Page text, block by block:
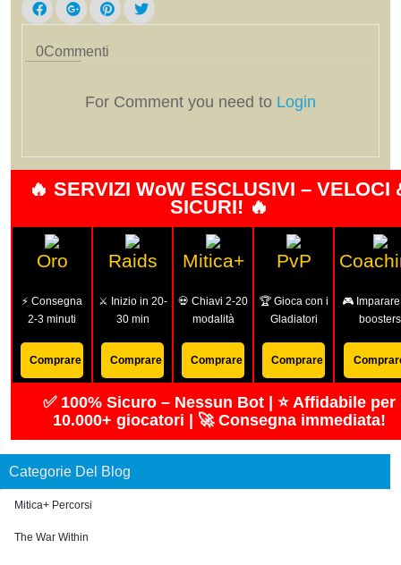
0Commenti
For Comment you need to Login
🔥 SERVIZI WoW ESCLUSIVI – VELOCI
SICURI! 🔥
Oro
⚡ Consegna
2-3 minuti
Comprare
Raids
⚔️ Inizio in 20-
30 min
Comprare
Mitica+
💀 Chiavi 2-20
modalità
Comprare
PvP
🏆 Gioca con i
Gladiatori
Comprare
🎮
boosters
✅ 100% Sicuro – Nessun Bot | ⭐ Affidabile per
10.000+ giocatori | 🚀 Consegna immediata!
Categorie Del Blog
Mitica+ Percorsi
The War Within